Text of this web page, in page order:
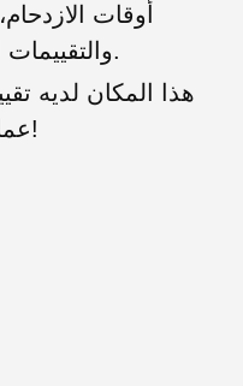
أوقات
والتقييمات الحقيقية من المستخدمين.
هذا المكان لديه
عملاء رائعة. موصى به بشدة!